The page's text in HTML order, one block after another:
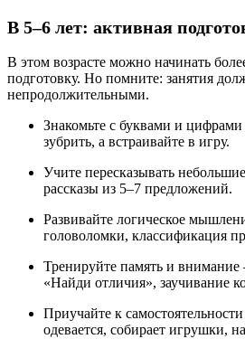
В 5–6 лет: активная
В этом возрасте можно начинать
подготовку. Но помните: занятия
непродолжительными.
Знакомьте с буквами и
зубрить, а встраивайте в игру.
Учите пересказывать
рассказы из 5–7 предложений.
Развивайте логическое
головоломки, классификация
Тренируйте память и
«Найди отличия», заучивание
Приучайте к
одевается, собирает игрушки,